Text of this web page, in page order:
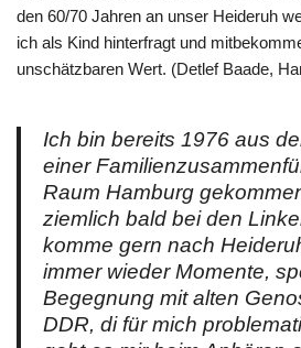
den 60/70 Jahren an unser Heideruh
ich als Kind hinterfragt und
unschätzbaren Wert. (Detlef Baade,
Ich bin bereits 1976 aus
einer
Raum Hamburg
ziemlich bald bei den
komme gern nach
immer wieder Momente,
Begegnung mit alten
DDR, di für mich